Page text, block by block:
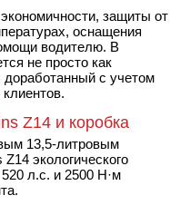
защиты от
оснащения
водителю. В
не просто как
доработанный с учетом
Z14 и коробка
13,5-литровым
экологического
л.с. и 2500 Н·м